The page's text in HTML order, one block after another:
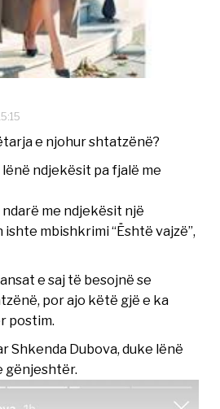
e njohur shtatzënë?
ndjekësit pa fjalë me
me ndjekësit një
mbishkrimi “Është vajzë”,
e saj të besojnë se
por ajo këtë gjë e ka
postim.
Shkenda Dubova, duke lënë
gënjeshtër.